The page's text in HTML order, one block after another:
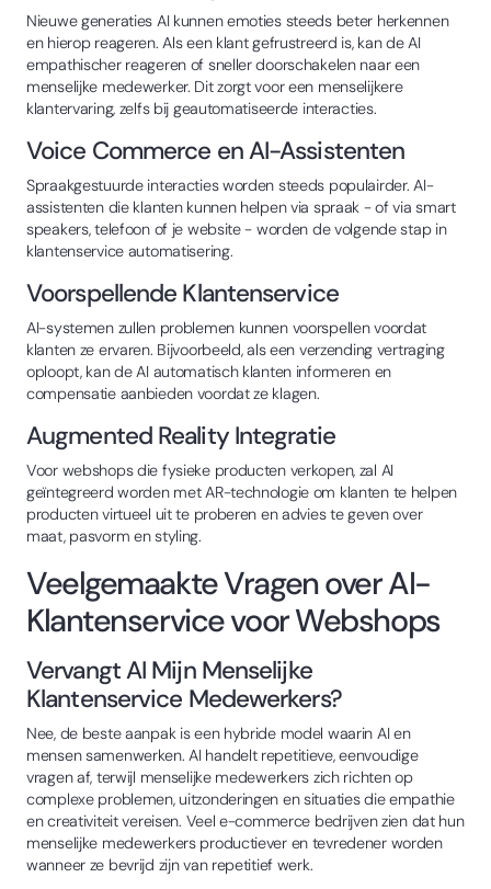
Nieuwe generaties AI kunnen emoties steeds beter herkennen
en hierop reageren. Als een klant gefrustreerd is, kan de AI
empathischer reageren of sneller doorschakelen naar een
menselijke medewerker. Dit zorgt voor een menselijkere
klantervaring, zelfs bij geautomatiseerde interacties.
Voice Commerce en AI-Assistenten
Spraakgestuurde interacties worden steeds populairder. AI-
assistenten die klanten kunnen helpen via spraak - of via smart
speakers, telefoon of je website - worden de volgende stap in
klantenservice automatisering.
Voorspellende Klantenservice
AI-systemen zullen problemen kunnen voorspellen voordat
klanten ze ervaren. Bijvoorbeeld, als een verzending vertraging
oploopt, kan de AI automatisch klanten informeren en
compensatie aanbieden voordat ze klagen.
Augmented Reality Integratie
Voor webshops die fysieke producten verkopen, zal AI
geïntegreerd worden met AR-technologie om klanten te helpen
producten virtueel uit te proberen en advies te geven over
maat, pasvorm en styling.
Veelgemaakte Vragen over AI-
Klantenservice voor Webshops
Vervangt AI Mijn Menselijke
Klantenservice Medewerkers?
Nee, de beste aanpak is een hybride model waarin AI en
mensen samenwerken. AI handelt repetitieve, eenvoudige
vragen af, terwijl menselijke medewerkers zich richten op
complexe problemen, uitzonderingen en situaties die empathie
en creativiteit vereisen. Veel e-commerce bedrijven zien dat hun
menselijke medewerkers productiever en tevredener worden
wanneer ze bevrijd zijn van repetitief werk.